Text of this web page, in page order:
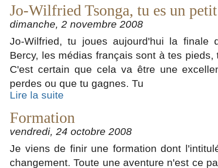
Jo-Wilfried Tsonga, tu es un
dimanche, 2 novembre 2008
Jo-Wilfried, tu joues aujourd'hui la finale
Bercy, les médias français sont à tes
C'est certain que cela va être une
perdes ou que tu gagnes. Tu
Lire la suite
Formation
vendredi, 24 octobre 2008
Je viens de finir une formation dont
changement. Toute une aventure n'est ce